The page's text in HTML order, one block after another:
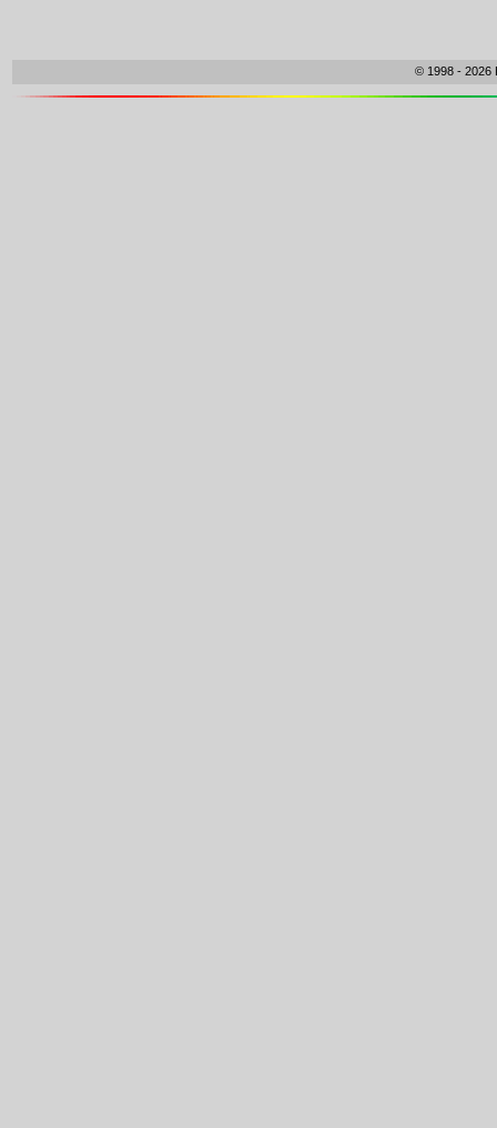
© 1998 -